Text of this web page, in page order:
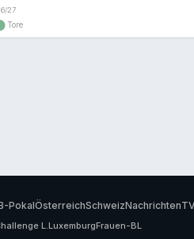
PokalÖsterreichSchweizNachrichten
L.LuxemburgFrauen-BL